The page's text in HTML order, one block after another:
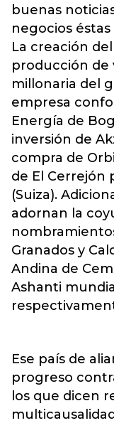
buenas
negocios
La creación
producción de
millonaria del
empresa
Energía de
inversión de
compra de
de El Cerrejón
(Suiza).
adornan la
Granados y
Andina de
Ashanti
Ese país de
progreso
los que dicen